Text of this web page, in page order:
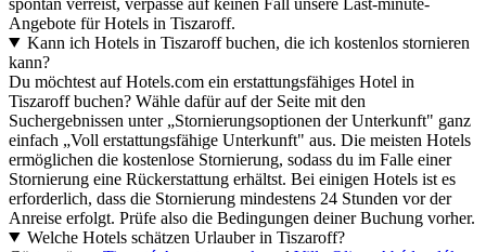
Angebote für Hotels in Tiszaroff.
Kann ich Hotels in Tiszaroff buchen, die ich kostenlos stornieren
kann?
Du möchtest auf Hotels.com ein erstattungsfähiges Hotel in
Tiszaroff buchen? Wähle dafür auf der Seite mit den
Suchergebnissen unter „Stornierungsoptionen der Unterkunft" ganz
einfach „Voll erstattungsfähige Unterkunft" aus. Die meisten Hotels
ermöglichen die kostenlose Stornierung, sodass du im Falle einer
Stornierung eine Rückerstattung erhältst. Bei einigen Hotels ist es
erforderlich, dass die Stornierung mindestens 24 Stunden vor der
Anreise erfolgt. Prüfe also die Bedingungen deiner Buchung vorher.
Welche Hotels schätzen Urlauber in Tiszaroff?